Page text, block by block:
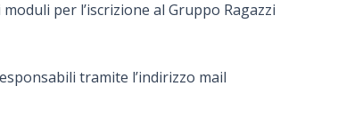
per l’iscrizione al Gruppo Ragazzi
tramite l’indirizzo mail